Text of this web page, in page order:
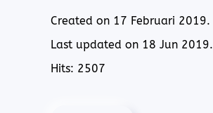
Created on 17 Februari 2019.
Last updated on 18 Jun 2019.
Hits: 2507